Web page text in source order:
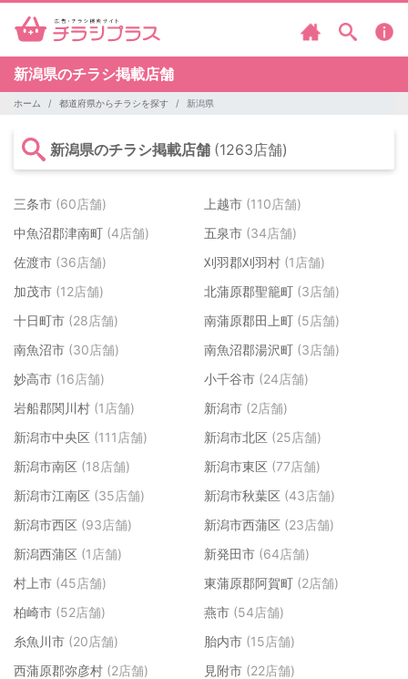
新潟県のチラシ掲載店舗
ホーム 都道府県からチラシを探す 新潟県
新潟県のチラシ掲載店舗 (1263店舗)
三条市 (60店舗) 上越市 (110店舗)
中魚沼郡津南町 (4店舗) 五泉市 (34店舗)
佐渡市 (36店舗) 刈羽郡刈羽村 (1店舗)
加茂市 (12店舗) 北蒲原郡聖籠町 (3店舗)
十日町市 (28店舗) 南蒲原郡田上町 (5店舗)
南魚沼市 (30店舗) 南魚沼郡湯沢町 (3店舗)
妙高市 (16店舗) 小千谷市 (24店舗)
岩船郡関川村 (1店舗) 新潟市 (2店舗)
新潟市中央区 (111店舗) 新潟市北区 (25店舗)
新潟市南区 (18店舗) 新潟市東区 (77店舗)
新潟市江南区 (35店舗) 新潟市秋葉区 (43店舗)
新潟市西区 (93店舗) 新潟市西蒲区 (23店舗)
新潟西蒲区 (1店舗) 新発田市 (64店舗)
村上市 (45店舗) 東蒲原郡阿賀町 (2店舗)
柏崎市 (52店舗) 燕市 (54店舗)
糸魚川市 (20店舗) 胎内市 (15店舗)
西蒲原郡弥彦村 (2店舗) 見附市 (22店舗)